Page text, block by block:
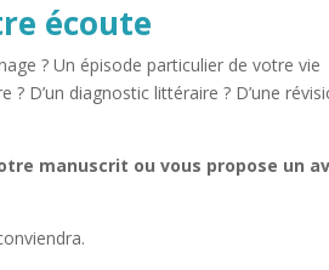
écoute
? Un épisode particulier de votre vie
? D’un diagnostic littéraire ? D’une
manuscrit ou vous propose un